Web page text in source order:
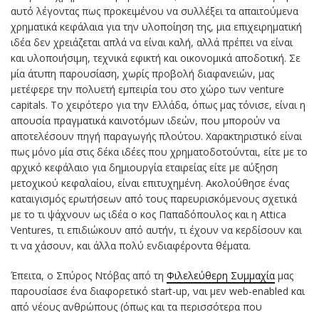
αυτό λέγοντας πως προκειμένου να συλλέξει τα απαιτούμενα
χρηματικά κεφάλαια για την υλοποίηση της, μια επιχειρηματική
ιδέα δεν χρειάζεται απλά να είναι καλή, αλλά πρέπει να είναι
και υλοποιήσιμη, τεχνικά εφικτή και οικονομικά αποδοτική. Σε
μία άτυπη παρουσίαση, χωρίς προβολή διαφανειών, μας
μετέφερε την πολυετή εμπειρία του στο χώρο των venture
capitals. Το χειρότερο για την Ελλάδα, όπως μας τόνισε, είναι η
απουσία πραγματικά καινοτόμων ιδεών, που μπορούν να
αποτελέσουν πηγή παραγωγής πλούτου. Χαρακτηριστικό είναι
πως μόνο μία στις δέκα ιδέες που χρηματοδοτούνται, είτε με το
αρχικό κεφάλαιο για δημιουργία εταιρείας είτε με αύξηση
μετοχικού κεφαλαίου, είναι επιτυχημένη. Ακολούθησε ένας
καταιγισμός ερωτήσεων από τους παρευρισκόμενους σχετικά
με το τι ψάχνουν ως ιδέα ο κος Παπαδόπουλος και η Attica
Ventures, τι επιδιώκουν από αυτήν, τι έχουν να κερδίσουν και
τι να χάσουν, και άλλα πολύ ενδιαφέροντα θέματα.
Έπειτα, ο Σπύρος Ντόβας από τη Φιλελεύθερη Συμμαχία μας
παρουσίασε ένα διαφορετικό start-up, ναι μεν web-enabled και
από νέους ανθρώπους (όπως και τα περισσότερα που